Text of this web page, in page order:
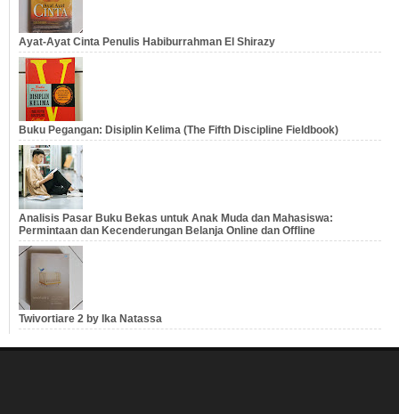
Ayat-Ayat Cinta Penulis Habiburrahman El Shirazy
Buku Pegangan: Disiplin Kelima (The Fifth Discipline Fieldbook)
Analisis Pasar Buku Bekas untuk Anak Muda dan Mahasiswa:
Permintaan dan Kecenderungan Belanja Online dan Offline
Twivortiare 2 by Ika Natassa